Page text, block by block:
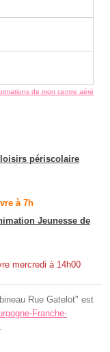
de mon centre aéré
périscolaire
à 7h
Jeunesse de
mercredi à 14h00
Rue Gatelot" est
Franche-